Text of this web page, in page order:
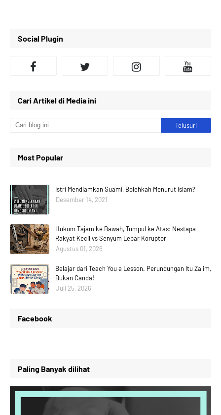
Social Plugin
Cari Artikel di Media ini
Most Popular
Istri Mendiamkan Suami, Bolehkah Menurut Islam?
Desember 14, 2021
Hukum Tajam ke Bawah, Tumpul ke Atas: Nestapa
Rakyat Kecil vs Senyum Lebar Koruptor
Agustus 01, 2026
Belajar dari Teach You a Lesson. Perundungan Itu Zalim,
Bukan Canda!
Juli 25, 2026
Facebook
Paling Banyak dilihat